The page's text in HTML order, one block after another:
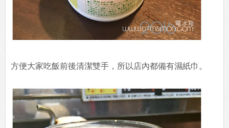
方便大家吃飯前後清潔雙手，所以店內都備有濕紙巾。